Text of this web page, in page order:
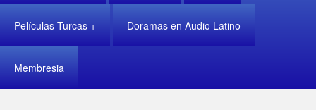
Películas Turcas Doramas en Audio Latino
Membresia